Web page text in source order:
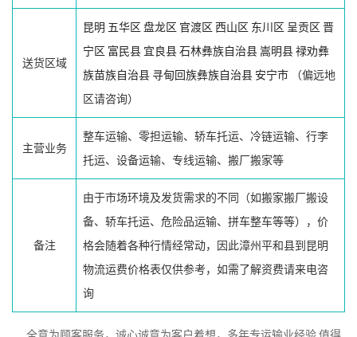
送货区域
昆明 五华区 盘龙区 官渡区 西山区 东川区 呈贡区 晋
宁区 富民县 宜良县石林彝族自治县嵩明县禄劝彝
族苗族自治县 寻甸回族彝族自治县 安宁市 （偏远地
区请咨询）
主营业务
整车运输、零担运输、轿车托运、冷链运输、行李
托运、设备运输、专线运输、搬厂搬家等
备注
由于市场环境及发货需求的不同（如搬家搬厂搬设
备、轿车托运、危险品运输、拼车整车等等），价
格会随着各种行情经常动，因此漳州平和县到昆明
物流运费价格表仅供参考，如需了解资费请来电咨
询